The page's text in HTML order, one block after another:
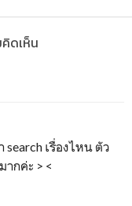
ดเห็น
เรื่องไหน ตัว
กค่ะ > <